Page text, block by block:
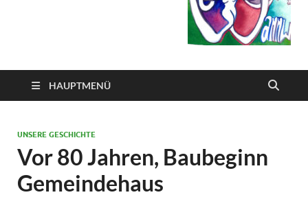
HAUPTMENÜ
UNSERE GESCHICHTE
Vor 80 Jahren, Baubeginn
Gemeindehaus